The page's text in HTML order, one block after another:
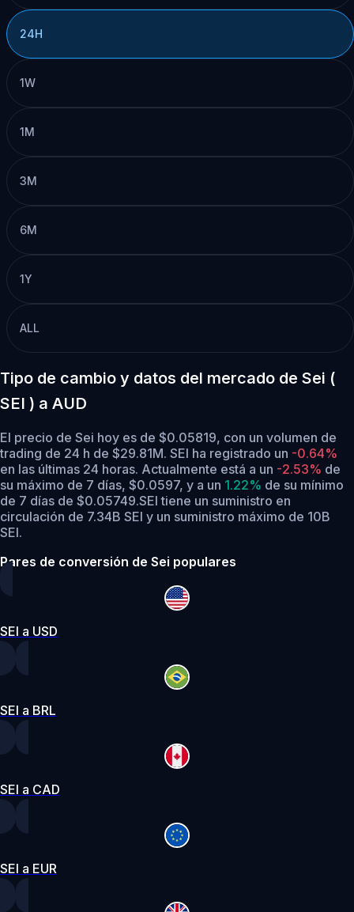
24H
1W
1M
3M
6M
1Y
ALL
Tipo de cambio y datos del mercado de Sei (
SEI ) a AUD
El precio de Sei hoy es de $0.05819, con un volumen de
trading de 24 h de $29.81M. SEI ha registrado un -0.64%
en las últimas 24 horas. Actualmente está a un -2.53% de
su máximo de 7 días, $0.0597, y a un 1.22% de su mínimo
de 7 días de $0.05749.SEI tiene un suministro en
circulación de 7.34B SEI y un suministro máximo de 10B
SEI.
Pares de conversión de Sei populares
SEI a USD
SEI a BRL
SEI a CAD
SEI a EUR